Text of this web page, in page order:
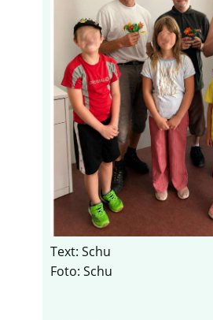
Text: Schu
Foto: Schu